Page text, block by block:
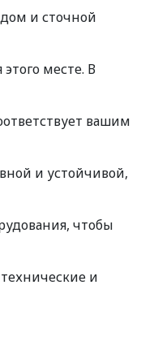
и сточной
месте. В
вашим
и устойчивой,
чтобы
и